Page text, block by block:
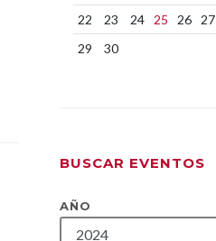
22
23 24 25 26 27
29
30
BUSCAR EVENTOS
AÑO